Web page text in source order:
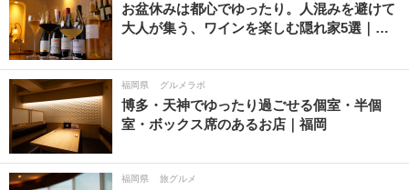
お盆休みは都心でゆったり。人混みを避けて
大人が集う、ワインを楽しむ隠れ家5選｜…
福岡県 グルメラボ
博多・天神でゆったり過ごせる個室・半個
室・ボックス席のあるお店｜福岡
福岡県 旅グルメ